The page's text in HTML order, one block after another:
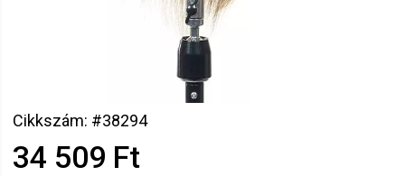
Cikkszám: #38294
34 509 Ft